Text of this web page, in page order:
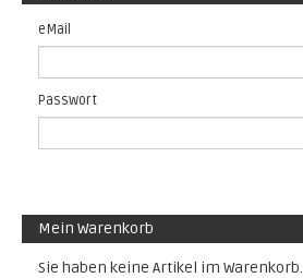
eMail
Passwort
Mein Warenkorb
Sie haben keine Artikel im Warenkorb.